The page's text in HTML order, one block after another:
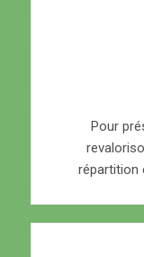
Pour
répartition